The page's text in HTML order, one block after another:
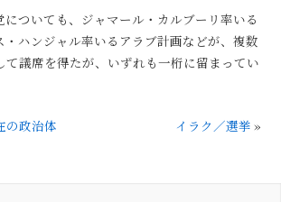
ついても、ジャマール・カルブーリ率いる
・ハンジャル率いるアラブ計画などが、複数
て議席を得たが、いずれも一桁に留まってい
の政治体
イラク／選挙 »